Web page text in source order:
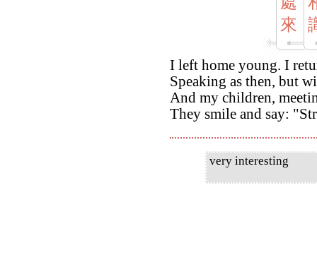
來
I left home young. I
Speaking as then, but
And my children,
They smile and say:
very interesting